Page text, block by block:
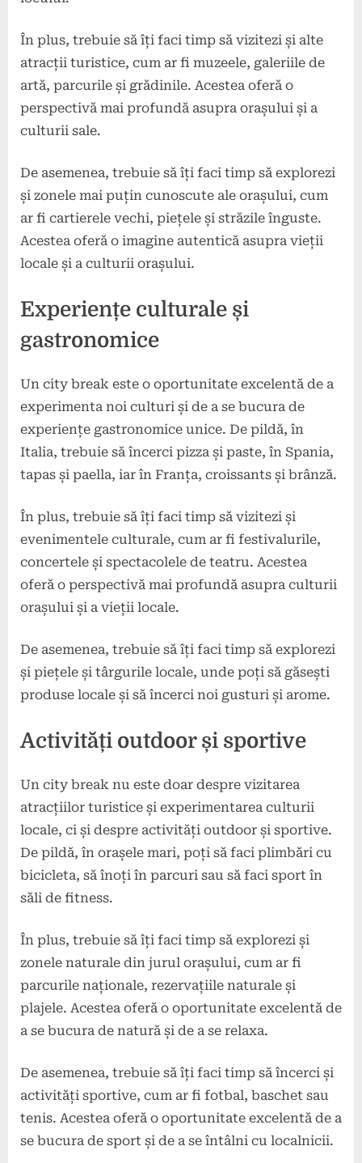
În plus, trebuie să îți faci timp să vizitezi și alte
atracții turistice, cum ar fi muzeele, galeriile de
artă, parcurile și grădinile. Acestea oferă o
perspectivă mai profundă asupra orașului și a
culturii sale.
De asemenea, trebuie să îți faci timp să explorezi
și zonele mai puțin cunoscute ale orașului, cum
ar fi cartierele vechi, piețele și străzile înguste.
Acestea oferă o imagine autentică asupra vieții
locale și a culturii orașului.
Experiențe culturale și
gastronomice
Un city break este o oportunitate excelentă de a
experimenta noi culturi și de a se bucura de
experiențe gastronomice unice. De pildă, în
Italia, trebuie să încerci pizza și paste, în Spania,
tapas și paella, iar în Franța, croissants și brânză.
În plus, trebuie să îți faci timp să vizitezi și
evenimentele culturale, cum ar fi festivalurile,
concertele și spectacolele de teatru. Acestea
oferă o perspectivă mai profundă asupra culturii
orașului și a vieții locale.
De asemenea, trebuie să îți faci timp să explorezi
și piețele și târgurile locale, unde poți să găsești
produse locale și să încerci noi gusturi și arome.
Activități outdoor și sportive
Un city break nu este doar despre vizitarea
atracțiilor turistice și experimentarea culturii
locale, ci și despre activități outdoor și sportive.
De pildă, în orașele mari, poți să faci plimbări cu
bicicleta, să înoți în parcuri sau să faci sport în
săli de fitness.
În plus, trebuie să îți faci timp să explorezi și
zonele naturale din jurul orașului, cum ar fi
parcurile naționale, rezervațiile naturale și
plajele. Acestea oferă o oportunitate excelentă de
a se bucura de natură și de a se relaxa.
De asemenea, trebuie să îți faci timp să încerci și
activități sportive, cum ar fi fotbal, baschet sau
tenis. Acestea oferă o oportunitate excelentă de a
se bucura de sport și de a se întâlni cu localnicii.